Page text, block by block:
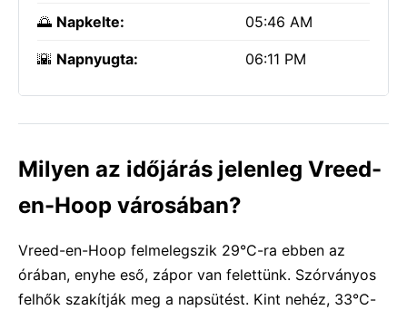
🌅 Napkelte: 05:46 AM
🌇 Napnyugta: 06:11 PM
Milyen az időjárás jelenleg Vreed-
en-Hoop városában?
Vreed-en-Hoop felmelegszik 29°C-ra ebben az
órában, enyhe eső, zápor van felettünk. Szórványos
felhők szakítják meg a napsütést. Kint nehéz, 33°C-